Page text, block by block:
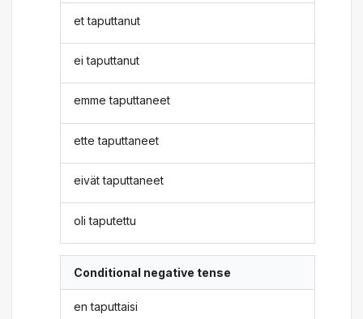
et taputtanut
ei taputtanut
emme taputtaneet
ette taputtaneet
eivät taputtaneet
oli taputettu
Conditional negative tense
en taputtaisi